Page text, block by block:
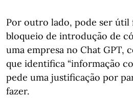
Por outro lado, pode ser útil
bloqueio de introdução de
uma empresa no Chat GPT,
que identifica “informação
pede uma justificação por
fazer.